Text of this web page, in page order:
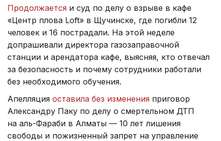
Продолжается и суд по делу о взрыве в кафе
«Центр плова Loft» в Щучинске, где погибли 12
человек и 16 пострадали. На этой неделе
допрашивали директора газозаправочной
станции и арендатора кафе, выясняя, кто отвечал
за безопасность и почему сотрудники работали
без необходимого обучения.
Апелляция оставила без изменения приговор
Александру Паку по делу о смертельном ДТП
на аль-Фараби в Алматы — 10 лет лишения
свободы и пожизненный запрет на управление